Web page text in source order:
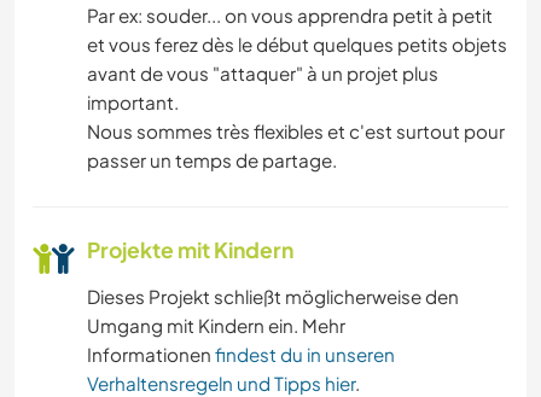
Par ex: souder... on vous apprendra petit à petit
et vous ferez dès le début quelques petits objets
avant de vous "attaquer" à un projet plus
important.
Nous sommes très flexibles et c'est surtout pour
passer un temps de partage.
Projekte mit Kindern
Dieses Projekt schließt möglicherweise den
Umgang mit Kindern ein. Mehr
Informationen findest du in unseren
Verhaltensregeln und Tipps hier.